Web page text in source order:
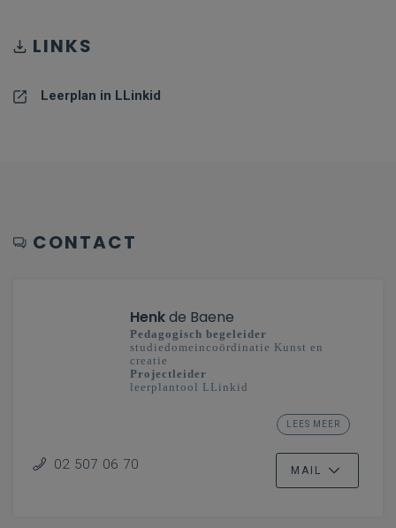
LINKS
Leerplan in LLinkid
CONTACT
Henkde Baene
Pedagogisch begeleider
studiedomeincoördinatie Kunst en
creatie
Projectleider
leerplantool LLinkid
secundair onderwijs - Vlaanderenbreed
Ontwikkeling klas en schoolLEES MEER
02 507 06 70 MAIL